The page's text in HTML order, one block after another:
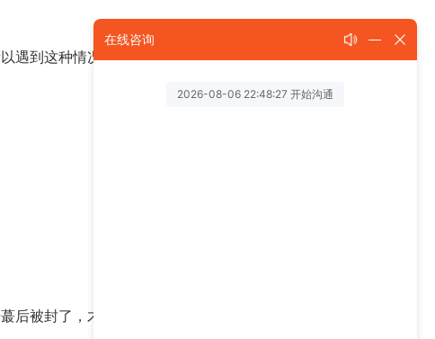
遇到这种情况，智赢君还是建议大家尽快处理。
被封了，才追悔莫及。蕞后，祝各位卖家prime day
在线咨询